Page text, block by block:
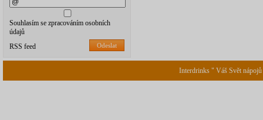
Souhlasím se zpracováním osobních
údajů
Odeslat
RSS feed
Interdrinks " Váš Svět